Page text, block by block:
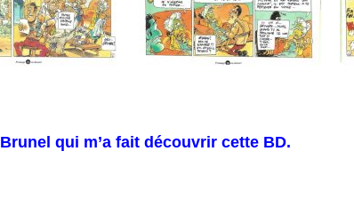
qui m’a fait découvrir cette BD.